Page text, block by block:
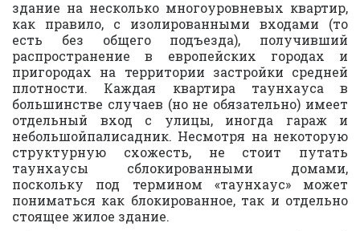
Оперативная
оценка Вашего
имущества
Мы всегда выполняем то, что
обещаем.
здание на несколько многоуровневых квартир,
как правило, с изолированными входами (то
есть без общего подъезда), получивший
распространение в европейских городах и
пригородах на территории застройки средней
плотности. Каждая квартира таунхауса в
большинстве случаев (но не обязательно) имеет
отдельный вход с улицы, иногда гараж и
небольшойпалисадник. Несмотря на некоторую
структурную схожесть, не стоит путать
таунхаусы сблокированными домами,
поскольку под термином «таунхаус» может
пониматься как блокированное, так и отдельно
стоящее жилое здание.